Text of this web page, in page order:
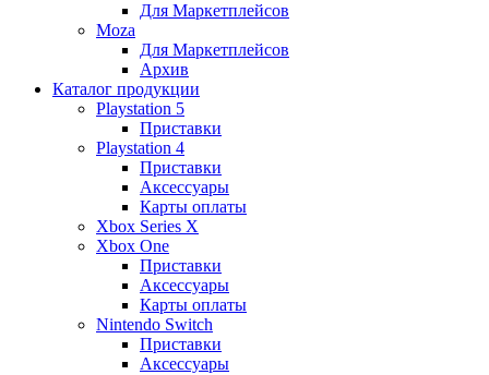
Для Маркетплейсов
Moza
Для Маркетплейсов
Архив
Каталог продукции
Playstation 5
Приставки
Playstation 4
Приставки
Аксессуары
Карты оплаты
Xbox Series X
Xbox One
Приставки
Аксессуары
Карты оплаты
Nintendo Switch
Приставки
Аксессуары